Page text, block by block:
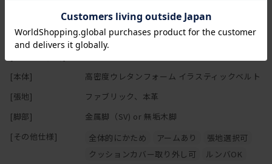
そしてこの写真ではわかりませんが、実はフルカバーリング！！
ドライクリーニングはもちろん、ご自宅の洗濯機で洗える
ウォッシャブル仕様の張地もあります！
コーヒーなどをこぼしたら大変面倒な事態になります。
泣きながら再度工場に戻して張り直してもらわなくてはいけませ
送料とか修理代とか凄くかかります。
よってフルカバーリング式のソファって重宝されるのですね。
94cm
[高さ(H)]
67cm
[本体]
高密度ウレタンフォーム イラスティックベルト
[張地]
ファブリック、本革
[脚部]
金属脚（SV) or 無垢木脚
[その他仕様]
全体的にかため アームあり
張地選択可
クッションカバー取り外し可
ルンバOK